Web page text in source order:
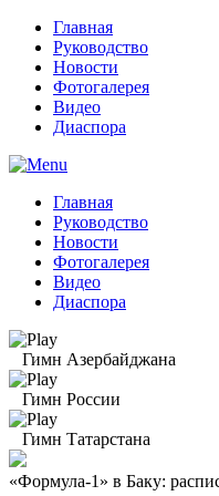
Главная
Руководство
Новости
Фотогалерея
Видео
Диаспора
Главная
Руководство
Новости
Фотогалерея
Видео
Диаспора
Гимн Азербайджана
Гимн России
Гимн Татарстана
«Формула-1» в Баку: